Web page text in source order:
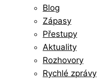
Blog
Zápasy
Přestupy
Aktuality
Rozhovory
Rychlé zprávy